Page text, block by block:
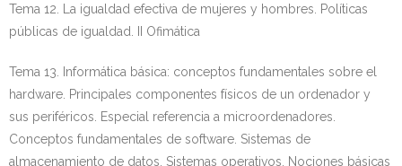
Tema 12. La igualdad efectiva de mujeres y hombres. Políticas
públicas de igualdad. II Ofimática
Tema 13. Informática básica: conceptos fundamentales sobre el
hardware. Principales componentes físicos de un ordenador y
sus periféricos. Especial referencia a microordenadores.
Conceptos fundamentales de software. Sistemas de
almacenamiento de datos. Sistemas operativos. Nociones básicas